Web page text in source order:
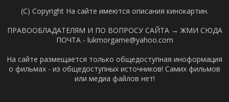
(C) Copyright На сайте имеются описания кинокартин.
ПРАВООБЛАДАТЕЛЯМ И ПО ВОПРОСУ САЙТА → ЖМИ СЮДА
ПОЧТА - lukmorgame@yahoo.com
На сайте размещается только общедоступная иноформация
о фильмах - из общедоступных источников! Самих фильмов
или медиа файлов нет!